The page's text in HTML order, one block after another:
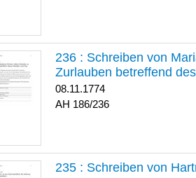
236 : Schreiben von
Zurlauben betreffend
08.11.1774
186/236
235 : Schreiben von